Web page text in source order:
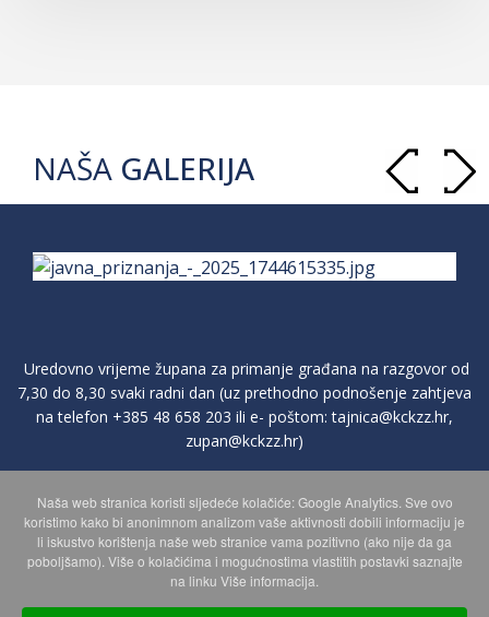
NAŠA GALERIJA
Uredovno vrijeme župana za primanje građana na razgovor od
7,30 do 8,30 svaki radni dan (uz prethodno podnošenje zahtjeva
na telefon +385 48 658 203 ili e- poštom:tajnica@kckzz.hr,
zupan@kckzz.hr)
POLITIKA ZAŠTITE PRIVATNOSTI OSOBNIH PODATAKA
MAPA WEBA
Naša web stranica koristi sljedeće kolačiće: Google Analytics. Sve ovo
koristimo kako bi anonimnom analizom vaše aktivnosti dobili informaciju je
li iskustvo korištenja naše web stranice vama pozitivno (ako nije da ga
poboljšamo). Više o kolačićima i mogućnostima vlastitih postavki saznajte
na linku Više informacija.